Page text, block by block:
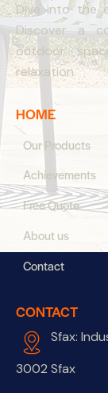
Dive into the
Discover a
outdoor
relaxation.
HOME
Our Products
Achievements
Free Quote
About us
Contact
CONTACT
Sfax:
3002 Sfax